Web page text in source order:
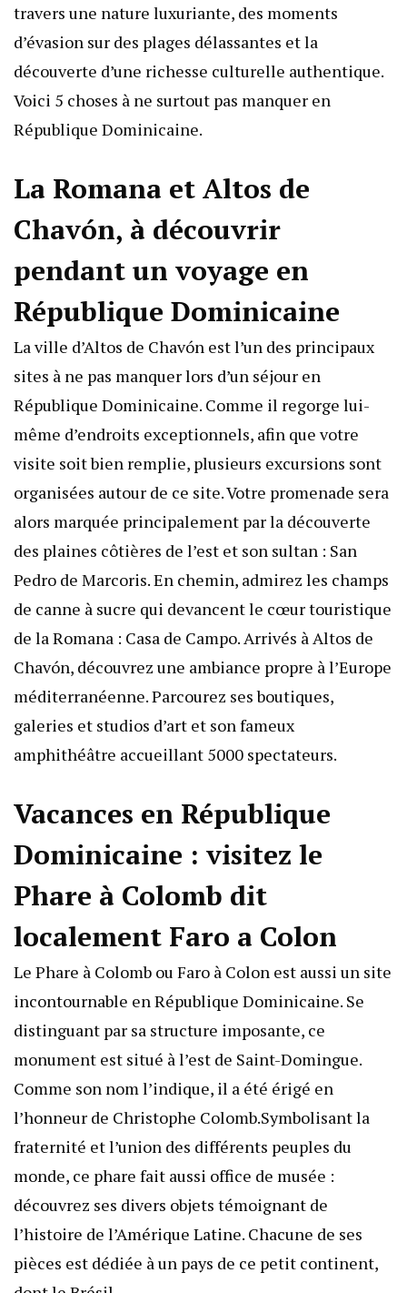
travers une nature luxuriante, des moments
d’évasion sur des plages délassantes et la
découverte d’une richesse culturelle authentique.
Voici 5 choses à ne surtout pas manquer en
République Dominicaine.
La Romana et Altos de
Chavón, à découvrir
pendant un voyage en
République Dominicaine
La ville d’Altos de Chavón est l’un des principaux
sites à ne pas manquer lors d’un séjour en
République Dominicaine. Comme il regorge lui-
même d’endroits exceptionnels, afin que votre
visite soit bien remplie, plusieurs excursions sont
organisées autour de ce site. Votre promenade sera
alors marquée principalement par la découverte
des plaines côtières de l’est et son sultan : San
Pedro de Marcoris. En chemin, admirez les champs
de canne à sucre qui devancent le cœur touristique
de la Romana : Casa de Campo. Arrivés à Altos de
Chavón, découvrez une ambiance propre à l’Europe
méditerranéenne. Parcourez ses boutiques,
galeries et studios d’art et son fameux
amphithéâtre accueillant 5000 spectateurs.
Vacances en République
Dominicaine : visitez le
Phare à Colomb dit
localement Faro a Colon
Le Phare à Colomb ou Faro à Colon est aussi un site
incontournable en République Dominicaine. Se
distinguant par sa structure imposante, ce
monument est situé à l’est de Saint-Domingue.
Comme son nom l’indique, il a été érigé en
l’honneur de Christophe Colomb.Symbolisant la
fraternité et l’union des différents peuples du
monde, ce phare fait aussi office de musée :
découvrez ses divers objets témoignant de
l’histoire de l’Amérique Latine. Chacune de ses
pièces est dédiée à un pays de ce petit continent,